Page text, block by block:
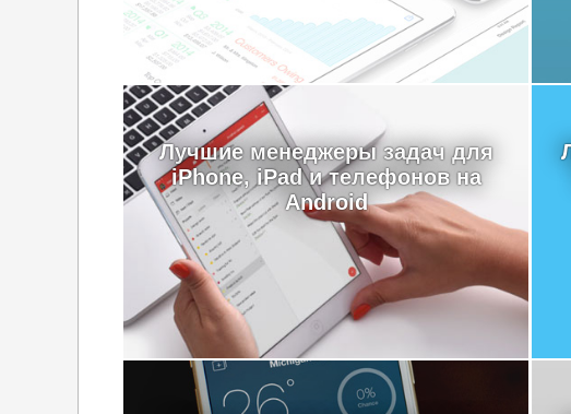
Лучшие менеджеры задач для
iPhone, iPad и телефонов на
Android